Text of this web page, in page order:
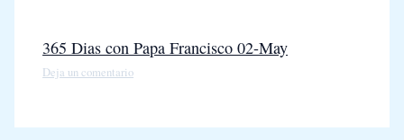
365 Dias con Papa Francisco 02-May
Deja un comentario